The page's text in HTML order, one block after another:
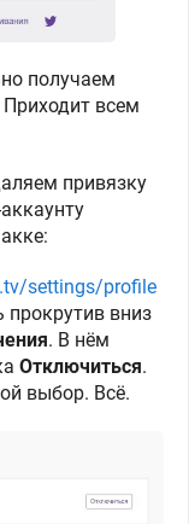
получаем
всем
привязку
settings/profile
прокрутив вниз
. В нём
Отключиться.
выбор. Всё.